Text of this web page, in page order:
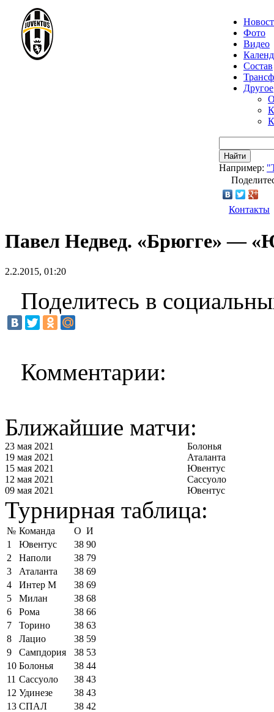
Фото
Видео
Состав
Другое
Найти
Например:
Контакты
Павел Недвед. «Брюгге» —
2.2.2015, 01:20
Поделитесь в
Комментарии:
Ближайшие матчи:
23 мая 2021
Болонья
19 мая 2021
Аталанта
15 мая 2021
Ювентус
12 мая 2021
Сассуоло
09 мая 2021
Ювентус
Турнирная таблица:
№ Команда О И
1
Ювентус 38 90
2
Наполи 38 79
3
Аталанта 38 69
4
Интер М 38 69
5
Милан 38 68
6
Рома 38 66
7
Торино 38 63
8
Лацио 38 59
9
Сампдория 38 53
10 Болонья 38 44
11 Сассуоло 38 43
12 Удинезе 38 43
13 СПАЛ 38 42